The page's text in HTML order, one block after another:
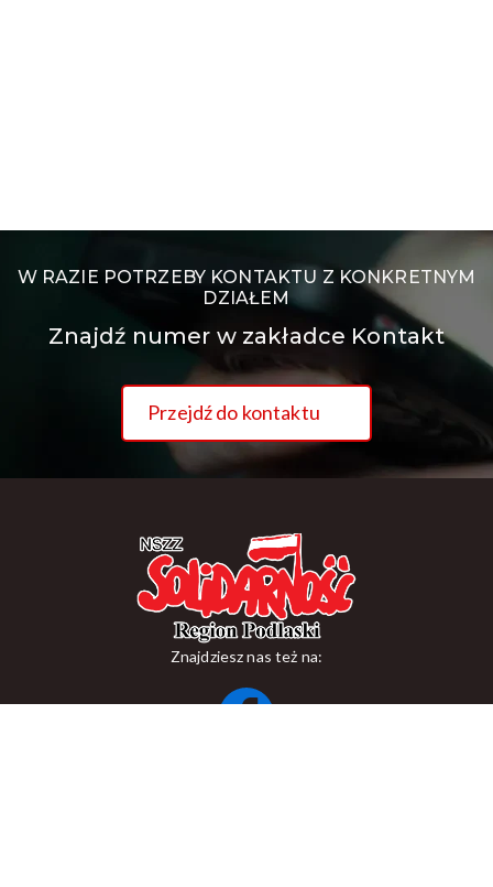
W RAZIE POTRZEBY KONTAKTU Z KONKRETNYM
DZIAŁEM
Znajdź numer w zakładce Kontakt
Przejdź do kontaktu
Znajdziesz nas też na: